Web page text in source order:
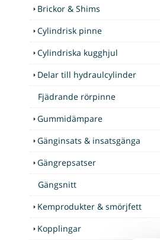
Brickor & Shims
Cylindrisk pinne
Cylindriska kugghjul
Delar till hydraulcylinder
Fjädrande rörpinne
Gummidämpare
Gänginsats & insatsgänga
Gängrepsatser
Gängsnitt
Kemprodukter & smörjfett
Kopplingar